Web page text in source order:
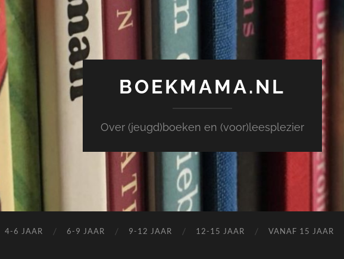
BOEKMAMA.NL
Over (jeugd)boeken en (voor)leesplezier
4-6 JAAR 6-9 JAAR 9-12 JAAR 12-15 JAAR VANAF 15 JAAR